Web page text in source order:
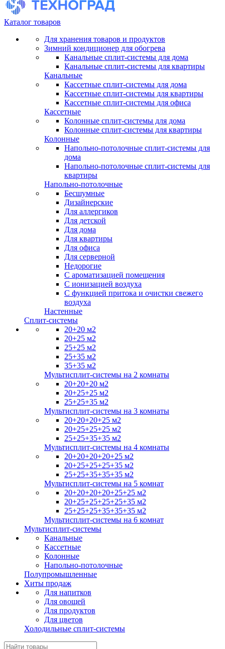
Каталог товаров
Для хранения товаров и продуктов
Зимний кондиционер для обогрева
Канальные сплит-системы для дома
Канальные сплит-системы для квартиры
Канальные
Кассетные сплит-системы для дома
Кассетные сплит-системы для квартиры
Кассетные сплит-системы для офиса
Кассетные
Колонные сплит-системы для дома
Колонные сплит-системы для квартиры
Колонные
Напольно-потолочные сплит-системы для
дома
Напольно-потолочные сплит-системы для
квартиры
Напольно-потолочные
Бесшумные
Дизайнерские
Для аллергиков
Для детской
Для дома
Для квартиры
Для офиса
Для серверной
Недорогие
С ароматизацией помещения
С ионизацией воздуха
С функцией притока и очистки свежего
воздуха
Настенные
Сплит-системы
20+20 м2
20+25 м2
25+25 м2
25+35 м2
35+35 м2
Мультисплит-системы на 2 комнаты
20+20+20 м2
20+25+25 м2
25+25+35 м2
Мультисплит-системы на 3 комнаты
20+20+20+25 м2
20+25+25+25 м2
25+25+35+35 м2
Мультисплит-системы на 4 комнаты
20+20+20+20+25 м2
20+25+25+25+35 м2
25+25+35+35+35 м2
Мультисплит-системы на 5 комнат
20+20+20+20+25+25 м2
20+25+25+25+25+35 м2
25+25+25+35+35+35 м2
Мультисплит-системы на 6 комнат
Мультисплит-системы
Канальные
Кассетные
Колонные
Напольно-потолочные
Полупромышленные
Хиты продаж
Для напитков
Для овощей
Для продуктов
Для цветов
Холодильные сплит-системы